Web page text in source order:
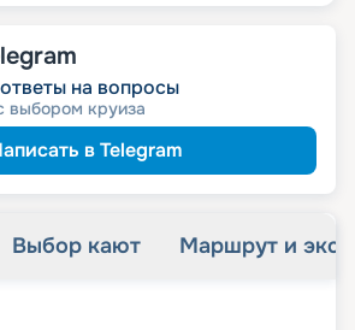
на вопросы
выбором круиза
в Telegram
Выбор кают Маршрут и